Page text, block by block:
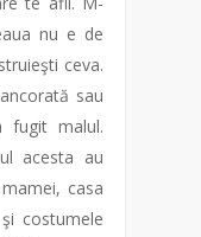
nu e de
ceva.
sau
fugit malul.
acesta au
casa
costumele